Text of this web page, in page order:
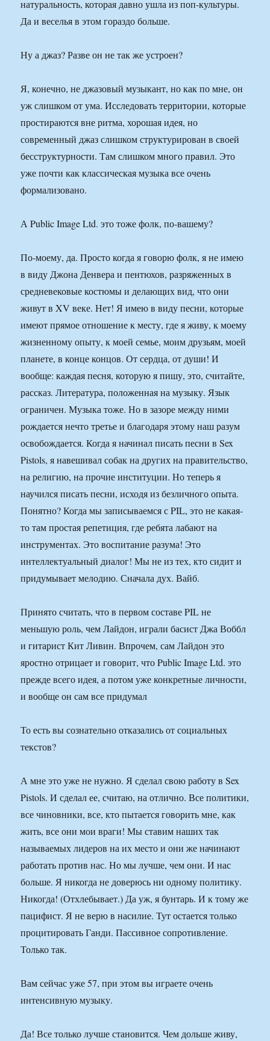
натуральность, которая давно ушла из поп-культуры.
Да и веселья в этом гораздо больше.
Ну а джаз? Разве он не так же устроен?
Я, конечно, не джазовый музыкант, но как по мне, он
уж слишком от ума. Исследовать территории, которые
простираются вне ритма, хорошая идея, но
современный джаз слишком структурирован в своей
бесструктурности. Там слишком много правил. Это
уже почти как классическая музыка все очень
формализовано.
А Public Image Ltd. это тоже фолк, по-вашему?
По-моему, да. Просто когда я говорю фолк, я не имею
в виду Джона Денвера и пентюхов, разряженных в
средневековые костюмы и делающих вид, что они
живут в XV веке. Нет! Я имею в виду песни, которые
имеют прямое отношение к месту, где я живу, к моему
жизненному опыту, к моей семье, моим друзьям, моей
планете, в конце концов. От сердца, от души! И
вообще: каждая песня, которую я пишу, это, считайте,
рассказ. Литература, положенная на музыку. Язык
ограничен. Музыка тоже. Но в зазоре между ними
рождается нечто третье и благодаря этому наш разум
освобождается. Когда я начинал писать песни в Sex
Pistols, я навешивал собак на других на правительство,
на религию, на прочие институции. Но теперь я
научился писать песни, исходя из безличного опыта.
Понятно? Когда мы записываемся с PIL, это не какая-
то там простая репетиция, где ребята лабают на
инструментах. Это воспитание разума! Это
интеллектуальный диалог! Мы не из тех, кто сидит и
придумывает мелодию. Сначала дух. Вайб.
Принято считать, что в первом составе PIL не
меньшую роль, чем Лайдон, играли басист Джа Воббл
и гитарист Кит Ливин. Впрочем, сам Лайдон это
яростно отрицает и говорит, что Public Image Ltd. это
прежде всего идея, а потом уже конкретные личности,
и вообще он сам все придумал
То есть вы сознательно отказались от социальных
текстов?
А мне это уже не нужно. Я сделал свою работу в Sex
Pistols. И сделал ее, считаю, на отлично. Все политики,
все чиновники, все, кто пытается говорить мне, как
жить, все они мои враги! Мы ставим наших так
называемых лидеров на их место и они же начинают
работать против нас. Но мы лучше, чем они. И нас
больше. Я никогда не доверюсь ни одному политику.
Никогда! (Отхлебывает.) Да уж, я бунтарь. И к тому же
пацифист. Я не верю в насилие. Тут остается только
процитировать Ганди. Пассивное сопротивление.
Только так.
Вам сейчас уже 57, при этом вы играете очень
интенсивную музыку.
Да! Все только лучше становится. Чем дольше живу,